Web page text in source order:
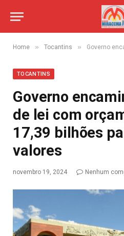
Home » Tocantins » Governo encaminha
TOCANTINS
Governo
de lei com
17,39 bilhões
valores
novembro 19, 2024 Nenhum